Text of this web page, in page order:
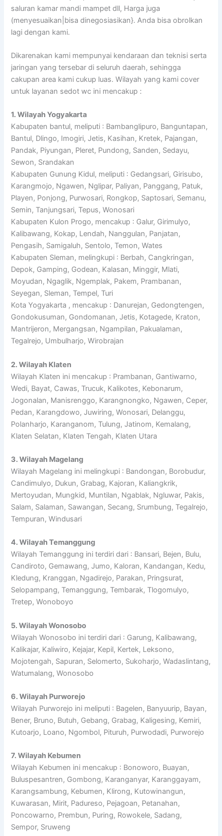
saluran kamar mandi mampet dll, Harga juga
(menyesuaikan|bisa dinegosiasikan}. Anda bisa obrolkan
lagi dengan kami.
Dikarenakan kami mempunyai kendaraan dan teknisi serta
jaringan yang tersebar di seluruh daerah, sehingga
cakupan area kami cukup luas. Wilayah yang kami cover
untuk layanan sedot wc ini mencakup :
1. Wilayah Yogyakarta
Kabupaten bantul, meliputi : Bambanglipuro, Banguntapan,
Bantul, Dlingo, Imogiri, Jetis, Kasihan, Kretek, Pajangan,
Pandak, Piyungan, Pleret, Pundong, Sanden, Sedayu,
Sewon, Srandakan
Kabupaten Gunung Kidul, meliputi : Gedangsari, Girisubo,
Karangmojo, Ngawen, Nglipar, Paliyan, Panggang, Patuk,
Playen, Ponjong, Purwosari, Rongkop, Saptosari, Semanu,
Semin, Tanjungsari, Tepus, Wonosari
Kabupaten Kulon Progo, mencakup : Galur, Girimulyo,
Kalibawang, Kokap, Lendah, Nanggulan, Panjatan,
Pengasih, Samigaluh, Sentolo, Temon, Wates
Kabupaten Sleman, melingkupi : Berbah, Cangkringan,
Depok, Gamping, Godean, Kalasan, Minggir, Mlati,
Moyudan, Ngaglik, Ngemplak, Pakem, Prambanan,
Seyegan, Sleman, Tempel, Turi
Kota Yogyakarta , mencakup : Danurejan, Gedongtengen,
Gondokusuman, Gondomanan, Jetis, Kotagede, Kraton,
Mantrijeron, Mergangsan, Ngampilan, Pakualaman,
Tegalrejo, Umbulharjo, Wirobrajan
2. Wilayah Klaten
Wilayah Klaten ini mencakup : Prambanan, Gantiwarno,
Wedi, Bayat, Cawas, Trucuk, Kalikotes, Kebonarum,
Jogonalan, Manisrenggo, Karangnongko, Ngawen, Ceper,
Pedan, Karangdowo, Juwiring, Wonosari, Delanggu,
Polanharjo, Karanganom, Tulung, Jatinom, Kemalang,
Klaten Selatan, Klaten Tengah, Klaten Utara
3. Wilayah Magelang
Wilayah Magelang ini melingkupi : Bandongan, Borobudur,
Candimulyo, Dukun, Grabag, Kajoran, Kaliangkrik,
Mertoyudan, Mungkid, Muntilan, Ngablak, Ngluwar, Pakis,
Salam, Salaman, Sawangan, Secang, Srumbung, Tegalrejo,
Tempuran, Windusari
4. Wilayah Temanggung
Wilayah Temanggung ini terdiri dari : Bansari, Bejen, Bulu,
Candiroto, Gemawang, Jumo, Kaloran, Kandangan, Kedu,
Kledung, Kranggan, Ngadirejo, Parakan, Pringsurat,
Selopampang, Temanggung, Tembarak, Tlogomulyo,
Tretep, Wonoboyo
5. Wilayah Wonosobo
Wilayah Wonosobo ini terdiri dari : Garung, Kalibawang,
Kalikajar, Kaliwiro, Kejajar, Kepil, Kertek, Leksono,
Mojotengah, Sapuran, Selomerto, Sukoharjo, Wadaslintang,
Watumalang, Wonosobo
6. Wilayah Purworejo
Wilayah Purworejo ini meliputi : Bagelen, Banyuurip, Bayan,
Bener, Bruno, Butuh, Gebang, Grabag, Kaligesing, Kemiri,
Kutoarjo, Loano, Ngombol, Pituruh, Purwodadi, Purworejo
7. Wilayah Kebumen
Wilayah Kebumen ini mencakup : Bonoworo, Buayan,
Buluspesantren, Gombong, Karanganyar, Karanggayam,
Karangsambung, Kebumen, Klirong, Kutowinangun,
Kuwarasan, Mirit, Padureso, Pejagoan, Petanahan,
Poncowarno, Prembun, Puring, Rowokele, Sadang,
Sempor, Sruweng